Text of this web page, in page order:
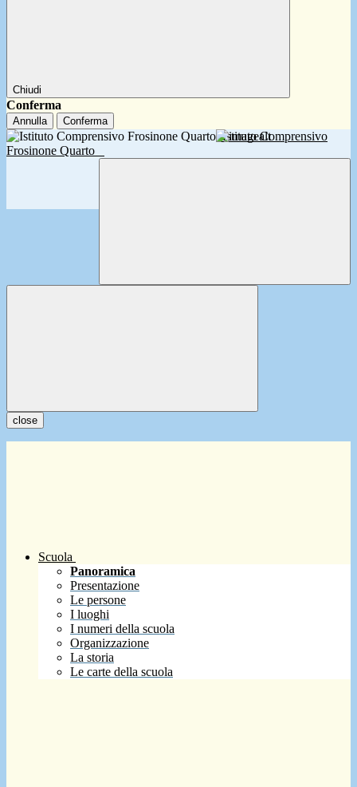
Chiudi
Conferma
Annulla Conferma
Istituto Comprensivo
Frosinone Quarto
close
Scuola
Panoramica
Presentazione
Le persone
I luoghi
I numeri della scuola
Organizzazione
La storia
Le carte della scuola